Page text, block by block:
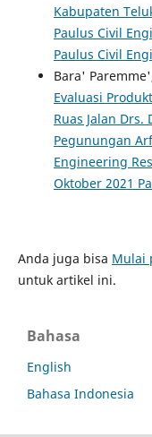
Kabupaten
Paulus Civil
Paulus Civil
Bara'
Evaluasi
Ruas Jalan
Pegunungan
Engineering
Oktober 2021
Anda juga bisa Mulai
untuk artikel ini.
Bahasa
English
Bahasa Indonesia